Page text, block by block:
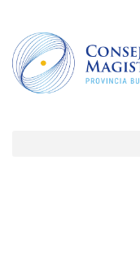
contenido
principal